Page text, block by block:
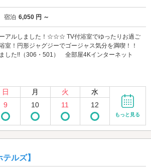
宿泊 6,050 円 ～
ルしました！☆☆☆ TV付浴室でゆったりお過ご
室！円形ジャグジーでゴージャス気分を満喫！！
した!!（306・501） 全部屋4Kインターネット
日 月 火 水
9 10 11 12
もっと見る
ルズ】